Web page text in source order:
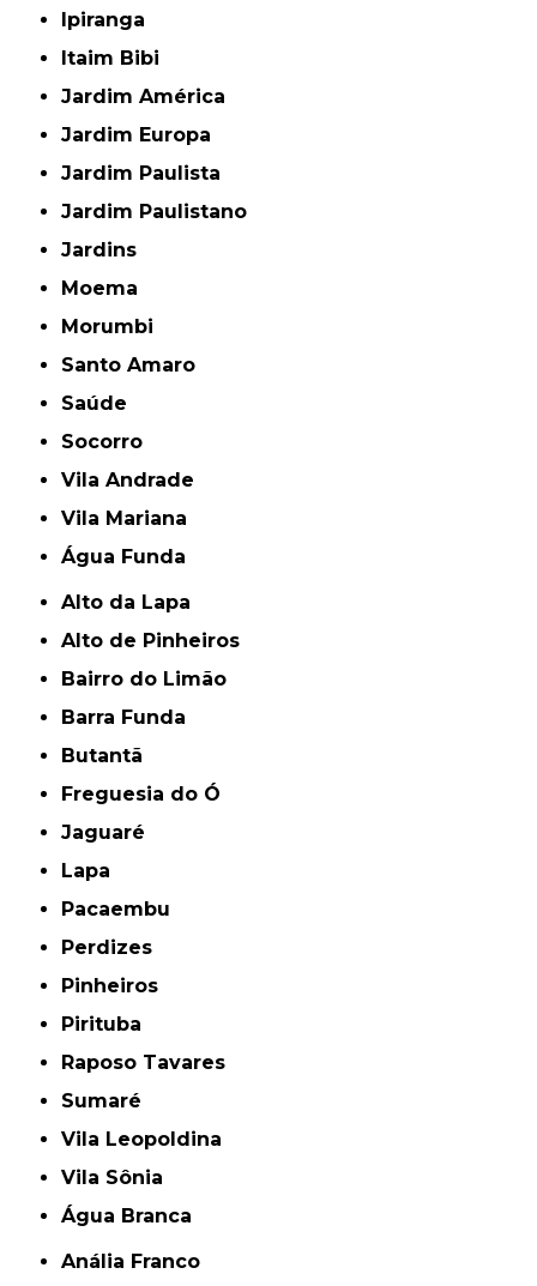
Ipiranga
Itaim Bibi
Jardim América
Jardim Europa
Jardim Paulista
Jardim Paulistano
Jardins
Moema
Morumbi
Santo Amaro
Saúde
Socorro
Vila Andrade
Vila Mariana
Água Funda
Alto da Lapa
Alto de Pinheiros
Bairro do Limão
Barra Funda
Butantã
Freguesia do Ó
Jaguaré
Lapa
Pacaembu
Perdizes
Pinheiros
Pirituba
Raposo Tavares
Sumaré
Vila Leopoldina
Vila Sônia
Água Branca
Anália Franco